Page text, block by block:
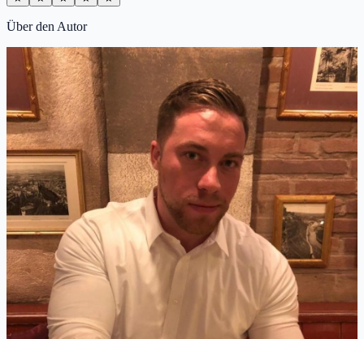
Über den Autor